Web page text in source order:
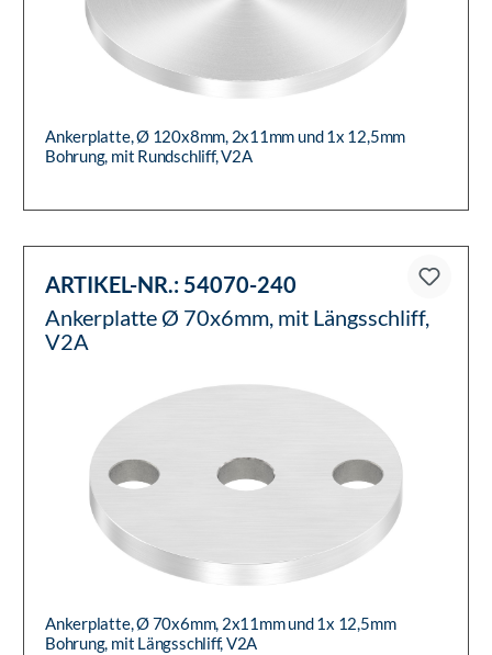
Ankerplatte, Ø 120x8mm, 2x11mm und 1x 12,5mm
Bohrung, mit Rundschliff, V2A
ARTIKEL-NR.: 54070-240
Ankerplatte Ø 70x6mm, mit Längsschliff,
V2A
Ankerplatte, Ø 70x6mm, 2x11mm und 1x 12,5mm
Bohrung, mit Längsschliff, V2A